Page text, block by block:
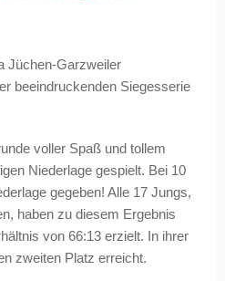
Jüchen-Garzweiler
beeindruckenden Siegesserie
voller Spaß und tollem
Niederlage gespielt. Bei 10
gegeben! Alle 17 Jungs,
haben zu diesem Ergebnis
von 66:13 erzielt. In ihrer
zweiten Platz erreicht.